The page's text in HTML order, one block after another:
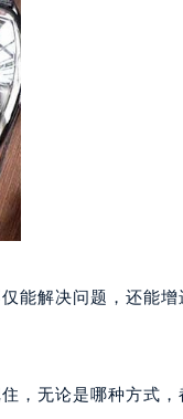
厦）23层2326室（
约）
约）
能解决问题，还能增
，无论是哪种方式，